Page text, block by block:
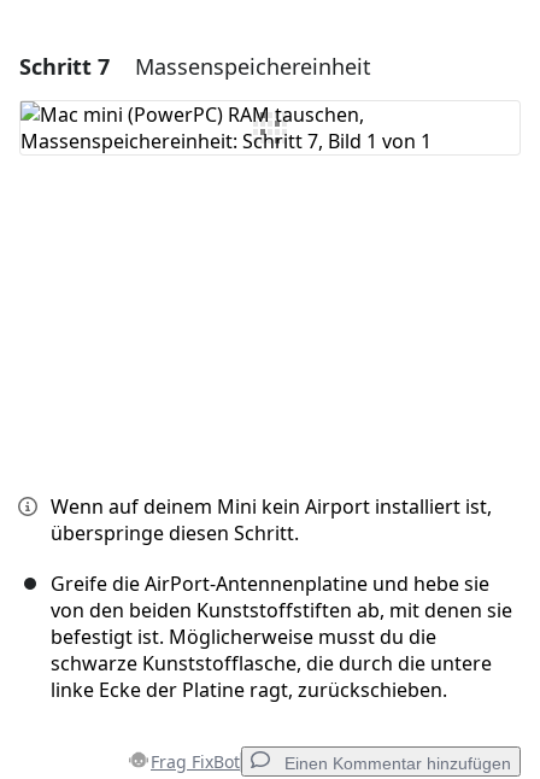
Einen Kommentar hinzufügen
Kommentar hinzufügen
Schritt 7 Massenspeichereinheit
Wenn auf deinem Mini kein Airport installiert ist,
überspringe diesen Schritt.
Greife die AirPort-Antennenplatine und hebe sie
von den beiden Kunststoffstiften ab, mit denen sie
befestigt ist. Möglicherweise musst du die
schwarze Kunststofflasche, die durch die untere
linke Ecke der Platine ragt, zurückschieben.
Frag FixBot Einen Kommentar hinzufügen